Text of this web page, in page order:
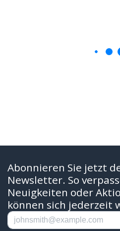
Abonnieren Sie jetzt
Newsletter. So
Neuigkeiten oder
können sich jederzeit